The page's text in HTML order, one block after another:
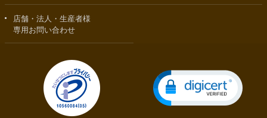
店舗・法人・生産者様
専用お問い合わせ